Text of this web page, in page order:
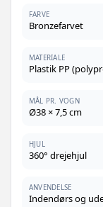
FARVE
Bronzefarvet
MATERIALE
Plastik PP
MÅL PR. VOGN
Ø38 × 7,5 cm
HJUL
360° drejehjul
ANVENDELSE
Indendørs og